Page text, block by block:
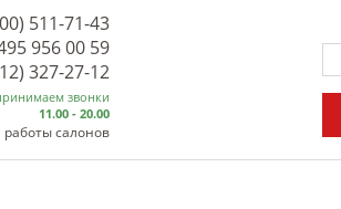
511-71-43
956 00 59
звонки
11.00 - 20.00
салонов
327-27-12